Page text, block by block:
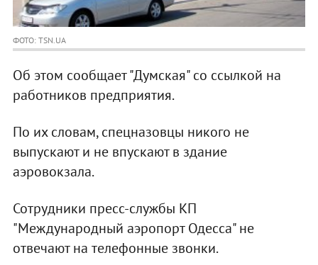
ФОТО: TSN.UA
Об этом сообщает "Думская" со ссылкой на
работников предприятия.
По их словам, спецназовцы никого не
выпускают и не впускают в здание
аэровокзала.
Сотрудники пресс-службы КП
"Международный аэропорт Одесса" не
отвечают на телефонные звонки.